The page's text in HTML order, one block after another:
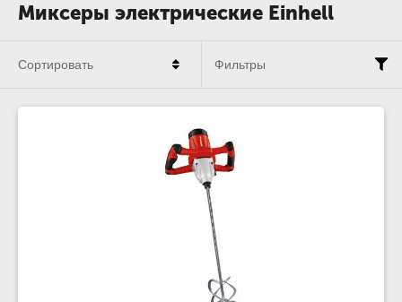
Миксеры электрические Einhell
Сортировать Фильтры